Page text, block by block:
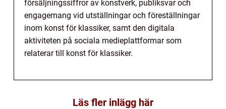
försäljningssiffror av konstverk, publiksvar och
engagemang vid utställningar och föreställningar
inom konst för klassiker, samt den digitala
aktiviteten på sociala medieplattformar som
relaterar till konst för klassiker.
Läs fler inlägg här